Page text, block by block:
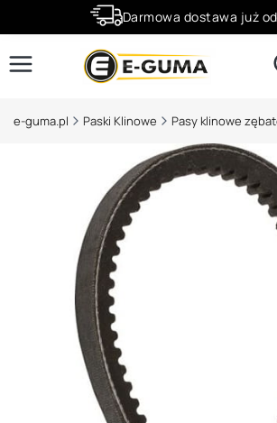
Darmowa dostawa już
Rabaty -50% na wybrane
e-guma.pl Paski Klinowe Pasy klinowe